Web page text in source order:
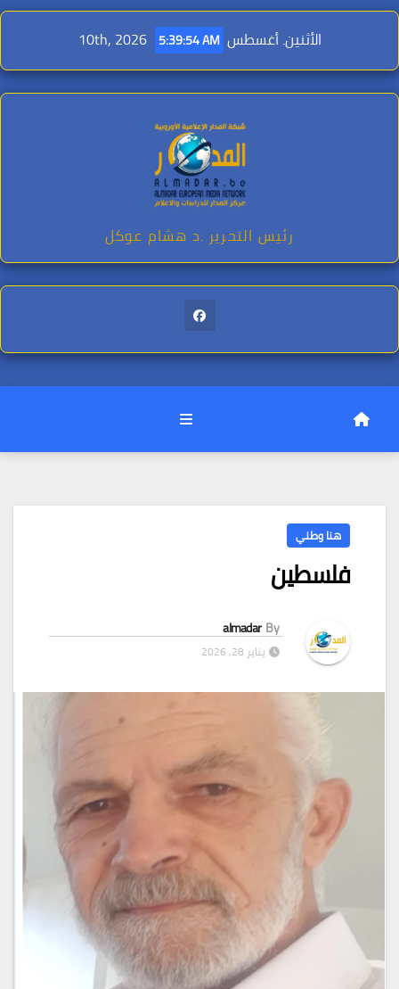
Skip
content
الأثنين. أغسطس 10th, 2026 5:39:55 AM
رئيس التحرير .د هشام عوكل
هنا وطني
فلسطين
By
almadar
يناير 28, 2026